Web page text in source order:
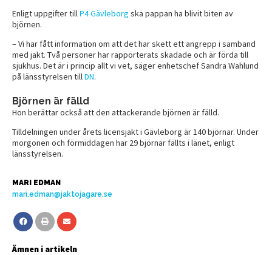
Enligt uppgifter tillP4 Gävleborg ska pappan ha blivit biten av
björnen.
– Vi har fått information om att det har skett ett angrepp i samband
med jakt. Två personer har rapporterats skadade och är förda till
sjukhus. Det är i princip allt vi vet, säger enhetschef Sandra Wahlund
på länsstyrelsen tillDN.
Björnen är fälld
Hon berättar också att den attackerande björnen är fälld.
Tilldelningen under årets licensjakt i Gävleborg är 140 björnar. Under
morgonen och förmiddagen har 29 björnar fällts i länet, enligt
länsstyrelsen.
MARI EDMAN
mari.edman@jaktojagare.se
Ämnen i artikeln